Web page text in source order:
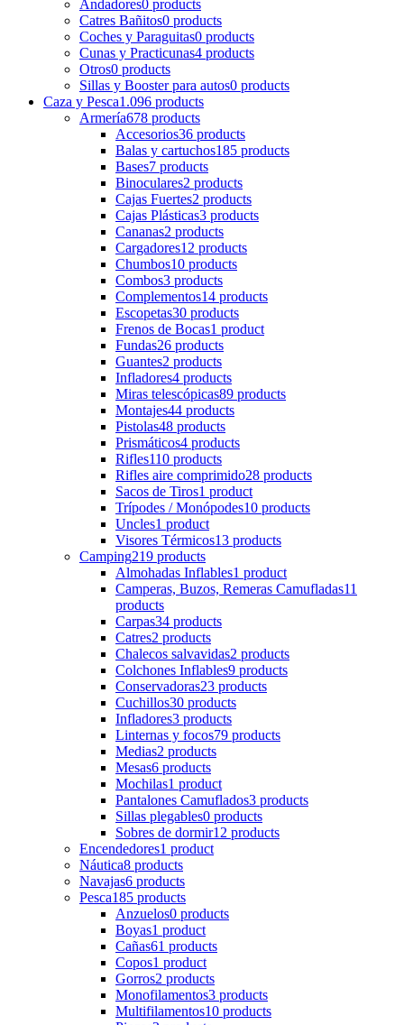
Andadores0 products
Catres Bañitos0 products
Coches y Paraguitas0 products
Cunas y Practicunas4 products
Otros0 products
Sillas y Booster para autos0 products
Caza y Pesca1.096 products
Armería678 products
Accesorios36 products
Balas y cartuchos185 products
Bases7 products
Binoculares2 products
Cajas Fuertes2 products
Cajas Plásticas3 products
Cananas2 products
Cargadores12 products
Chumbos10 products
Combos3 products
Complementos14 products
Escopetas30 products
Frenos de Bocas1 product
Fundas26 products
Guantes2 products
Infladores4 products
Miras telescópicas89 products
Montajes44 products
Pistolas48 products
Prismáticos4 products
Rifles110 products
Rifles aire comprimido28 products
Sacos de Tiros1 product
Trípodes / Monópodes10 products
Uncles1 product
Visores Térmicos13 products
Camping219 products
Almohadas Inflables1 product
Camperas, Buzos, Remeras Camufladas11
products
Carpas34 products
Catres2 products
Chalecos salvavidas2 products
Colchones Inflables9 products
Conservadoras23 products
Cuchillos30 products
Infladores3 products
Linternas y focos79 products
Medias2 products
Mesas6 products
Mochilas1 product
Pantalones Camuflados3 products
Sillas plegables0 products
Sobres de dormir12 products
Encendedores1 product
Náutica8 products
Navajas6 products
Pesca185 products
Anzuelos0 products
Boyas1 product
Cañas61 products
Copos1 product
Gorros2 products
Monofilamentos3 products
Multifilamentos10 products